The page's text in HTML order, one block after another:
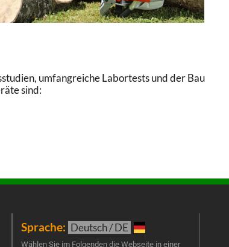
umfangreiche Labortests und der Bau
sind:
Sprache: Deutsch / DE
Wählen Sie im Folgenden die Webseite in einer